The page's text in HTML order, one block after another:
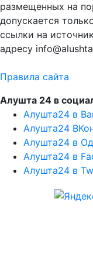
размещенных на
допускается
ссылки на
адресу
Правила сайта
Алушта 24 в
Алушта24 в
Алушта24
Алушта24 в
Алушта24 в
Алушта24 в